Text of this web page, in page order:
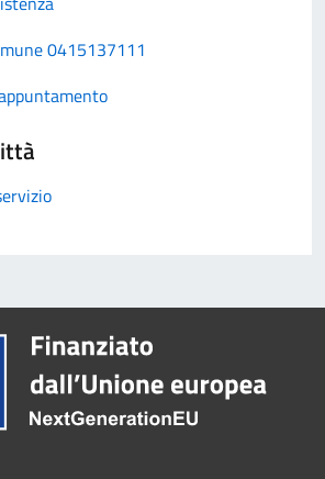
0415137111